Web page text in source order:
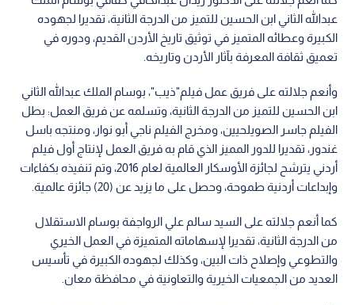
عبدالله الثاني ابن الحسين للتميز من الدرجة الثانية، تقديرا لجهوده
الكبيرة وعطائه المتميز في توثيق تاريخ الأردن القديم، ودوره في
تعميق ثقافة المعرفة بآثار الأردن وتاريخه.
وأنعم جلالته على فريق عمل فيلم"ذيب"، بوسام الملك عبدالله الثاني
ابن الحسين للتميز من الدرجة الثانية، وتسلمه عن فريق العمل: بطل
الفيلم جاسر الصويلحيين، ومخرج الفيلم ناجي أبو نوار، ومنتجه باسل
غندور، تقديرا للدور المميز الذي قام به فريق العمل لإنتاج أول فيلم
أردني يترشح لجائزة الأوسكار العالمية لعام 2016، وتم تنفيذه بكفاءات
وإبداعات أردنية طموحة، وحصل على ما يزيد عن (20) جائزة عالمية.
كما أنعم جلالته على السيد سالم علي الرواجفة بوسام الاستقلال
من الدرجة الثانية، تقديرا لإسهاماته المتميزة في العمل الخيري
والتطوعي وإصلاح ذات البين، وكذلك لجهوده الكبيرة في تأسيس
العديد من الجمعيات الخيرية والتعاونية في محافظة معان.